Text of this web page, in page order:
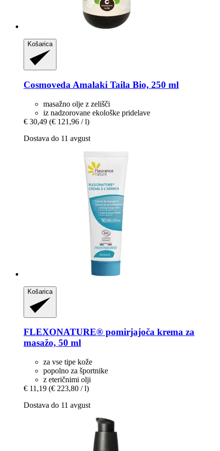
Košarica
Cosmoveda Amalaki Taila Bio, 250 ml
masažno olje z zelišči
iz nadzorovane ekološke pridelave
€ 30,49 (€ 121,96 / l)
Dostava do 11 avgust
Košarica
FLEXONATURE® pomirjajoča krema za
masažo, 50 ml
za vse tipe kože
popolno za športnike
z eteričnimi olji
€ 11,19 (€ 223,80 / l)
Dostava do 11 avgust